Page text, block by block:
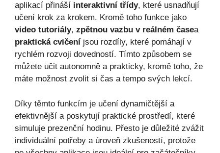
aplikací přináší interaktivní třídy, které usnadňují
učení krok za krokem. Kromě toho funkce jako
video tutoriály, zpětnou vazbu v reálném časea
praktická cvičení jsou rozdíly, které pomáhají v
rychlém rozvoji dovedností. Tímto způsobem se
můžete učit autonomně a prakticky, kromě toho, že
máte možnost zvolit si čas a tempo svých lekcí.
Díky těmto funkcím je učení dynamičtější a
efektivnější a poskytují praktické prostředí, které
simuluje prezenční hodinu. Přesto je důležité zvážit
individuální potřeby a úroveň zkušeností, protože